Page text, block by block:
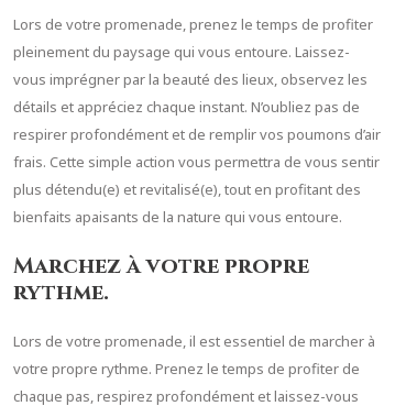
Lors de votre promenade, prenez le temps de profiter
pleinement du paysage qui vous entoure. Laissez-
vous imprégner par la beauté des lieux, observez les
détails et appréciez chaque instant. N’oubliez pas de
respirer profondément et de remplir vos poumons d’air
frais. Cette simple action vous permettra de vous sentir
plus détendu(e) et revitalisé(e), tout en profitant des
bienfaits apaisants de la nature qui vous entoure.
Marchez à votre propre
rythme.
Lors de votre promenade, il est essentiel de marcher à
votre propre rythme. Prenez le temps de profiter de
chaque pas, respirez profondément et laissez-vous